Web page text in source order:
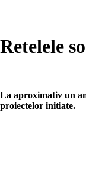
Retelele
La aproximativ un
proiectelor initiate.